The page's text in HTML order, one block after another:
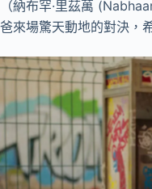
（納布罕·里茲萬
爸來場驚天動地的對決，